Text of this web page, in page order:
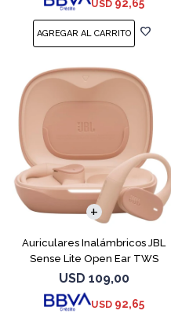
USD 92,65
Auriculares Inalámbricos JBL
Sense Lite Open Ear TWS
Beige
USD 109,00
USD 92,65